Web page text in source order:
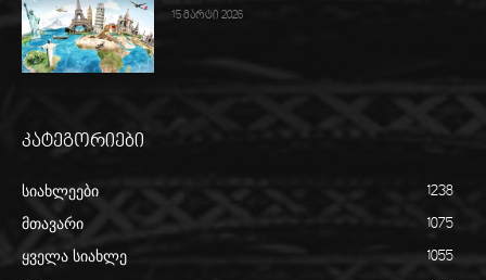
15 მარტი 2026
კატეგორიები
სიახლეები 1238
მთავარი 1075
ყველა სიახლე 1055